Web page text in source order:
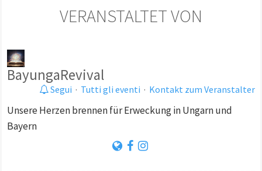
VERANSTALTET VON
BayungaRevival
Segui · Tutti gli eventi · Kontakt zum Veranstalter
Unsere Herzen brennen für Erweckung in Ungarn und
Bayern